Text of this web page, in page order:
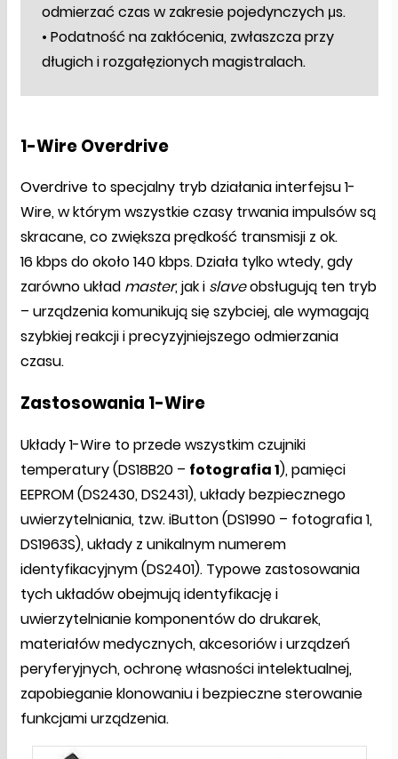
odmierzać czas w zakresie pojedynczych μs.
• Podatność na zakłócenia, zwłaszcza przy
długich i rozgałęzionych magistralach.
1-Wire Overdrive
Overdrive to specjalny tryb działania interfejsu 1-
Wire, w którym wszystkie czasy trwania impulsów są
skracane, co zwiększa prędkość transmisji z ok.
16 kbps do około 140 kbps. Działa tylko wtedy, gdy
zarówno układ master, jak i slaveobsługują ten tryb
– urządzenia komunikują się szybciej, ale wymagają
szybkiej reakcji i precyzyjniejszego odmierzania
czasu.
Zastosowania 1-Wire
Układy 1-Wire to przede wszystkim czujniki
temperatury (DS18B20 – fotografia 1), pamięci
EEPROM (DS2430, DS2431), układy bezpiecznego
uwierzytelniania, tzw. iButton (DS1990 – fotografia 1,
DS1963S), układy z unikalnym numerem
identyfikacyjnym (DS2401). Typowe zastosowania
tych układów obejmują identyfikację i
uwierzytelnianie komponentów do drukarek,
materiałów medycznych, akcesoriów i urządzeń
peryferyjnych, ochronę własności intelektualnej,
zapobieganie klonowaniu i bezpieczne sterowanie
funkcjami urządzenia.